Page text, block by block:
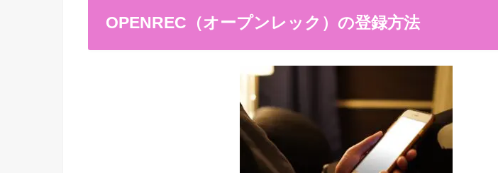
OPENREC（オープンレック）の登録方法